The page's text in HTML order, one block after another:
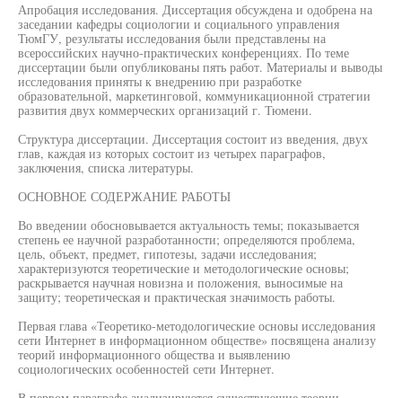
Апробация исследования. Диссертация обсуждена и одобрена на
заседании кафедры социологии и социального управления
ТюмГУ, результаты исследования были представлены на
всероссийских научно-практических конференциях. По теме
диссертации были опубликованы пять работ. Материалы и выводы
исследования приняты к внедрению при разработке
образовательной, маркетинговой, коммуникационной стратегии
развития двух коммерческих организаций г. Тюмени.
Структура диссертации. Диссертация состоит из введения, двух
глав, каждая из которых состоит из четырех параграфов,
заключения, списка литературы.
ОСНОВНОЕ СОДЕРЖАНИЕ РАБОТЫ
Во введении обосновывается актуальность темы; показывается
степень ее научной разработанности; определяются проблема,
цель, объект, предмет, гипотезы, задачи исследования;
характеризуются теоретические и методологические основы;
раскрывается научная новизна и положения, выносимые на
защиту; теоретическая и практическая значимость работы.
Первая глава «Теоретико-методологические основы исследования
сети Интернет в информационном обществе» посвящена анализу
теорий информационного общества и выявлению
социологических особенностей сети Интернет.